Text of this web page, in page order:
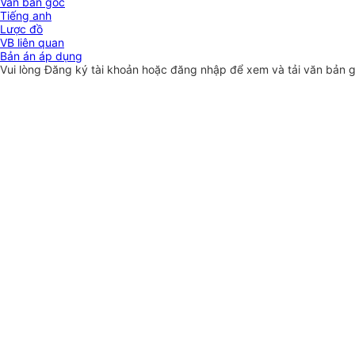
Tiếng anh
Lược đồ
VB liên quan
Bản án áp dụng
Vui lòngĐăng ký tài khoản hoặc đăng nhập để xem và tải văn bản